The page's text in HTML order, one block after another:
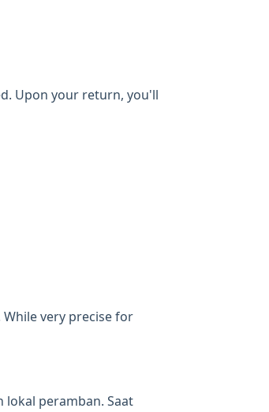
Upon your return, you'll
very precise for
peramban. Saat